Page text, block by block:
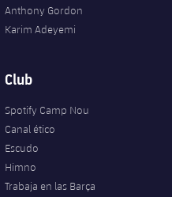
Anthony Gordon
Karim Adeyemi
Club
Spotify Camp Nou
Canal ético
Escudo
Himno
Trabaja en las Barça